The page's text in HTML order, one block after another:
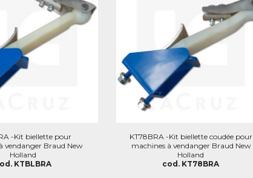
-Kit biellette pour
vendanger Braud New
Holland
KTBLBRA
KT78BRA -Kit biellette coudée pour
machines à vendanger Braud New
Holland
cod. KT78BRA